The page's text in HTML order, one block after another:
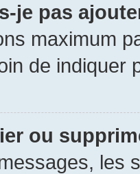
je pas
maximum
de indiquer
ou
les